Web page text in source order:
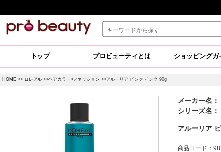
トップ プロビューティとは ショッピングガ
HOME >> ロレアル >>ヘアカラー>ファッション >>アルーリア ピンク インク 90g
メーカー名
シリーズ名
アルーリア
商品コード：